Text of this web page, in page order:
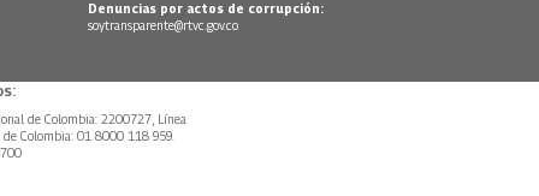
Denuncias por actos de corrupción:
soytransparente@rtvc.gov.co
de Colombia: 2200727, Línea
Colombia: 01 8000 118 959.